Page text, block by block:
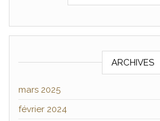
ARCHIVES
mars 2025
février 2024